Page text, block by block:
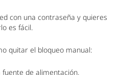
con una contraseña y quieres
es fácil.
quitar el bloqueo manual:
fuente de alimentación.